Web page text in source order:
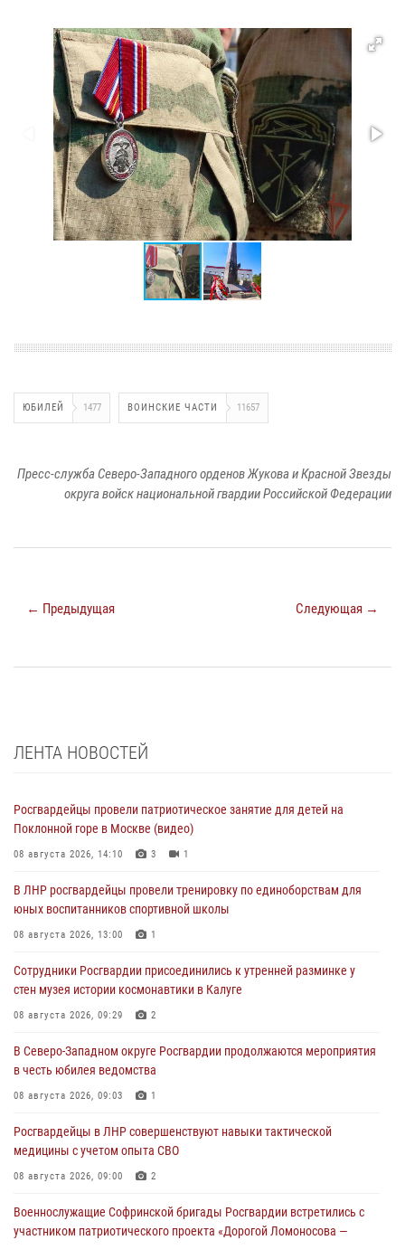
ЮБИЛЕЙ 1477 ВОИНСКИЕ ЧАСТИ 11657
Пресс-служба Северо-Западного орденов Жукова и Красной Звезды
округа войск национальной гвардии Российской Федерации
← Предыдущая Следующая →
ЛЕНТА НОВОСТЕЙ
Росгвардейцы провели патриотическое занятие для детей на
Поклонной горе в Москве (видео)
08 августа 2026, 14:10 3 1
В ЛНР росгвардейцы провели тренировку по единоборствам для
юных воспитанников спортивной школы
08 августа 2026, 13:00 1
Сотрудники Росгвардии присоединились к утренней разминке у
стен музея истории космонавтики в Калуге
08 августа 2026, 09:29 2
В Северо-Западном округе Росгвардии продолжаются мероприятия
в честь юбилея ведомства
08 августа 2026, 09:03 1
Росгвардейцы в ЛНР совершенствуют навыки тактической
медицины с учетом опыта СВО
08 августа 2026, 09:00 2
Военнослужащие Софринской бригады Росгвардии встретились с
участником патриотического проекта «Дорогой Ломоносова —